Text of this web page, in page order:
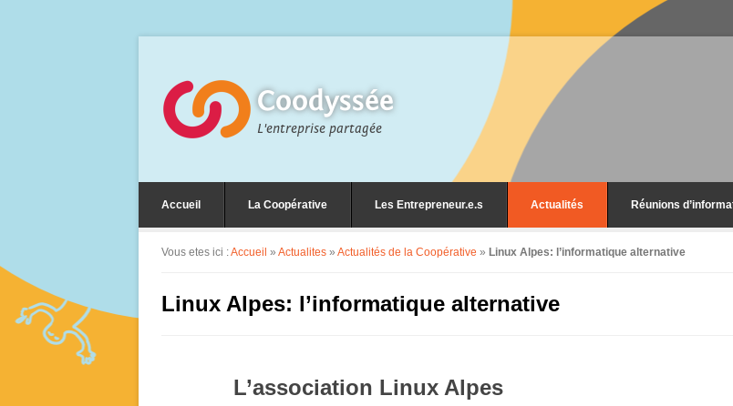
Coodyssée
L'entreprise partagée
Accueil La Coopérative Les Entrepreneur.e.s Actualités Réunions
Vous etes ici :Accueil » Actualites » Actualités de la Coopérative » Linux Alpes: l’informatique alternative
Linux Alpes: l’informatique alternative
L’association Linux Alpes